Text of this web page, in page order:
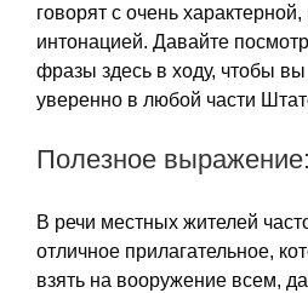
говорят с очень
интонацией. Давайте
фразы здесь в ходу, чтобы
уверенно в любой части
Полезное
В речи местных жителей
отличное прилагательное,
взять на вооружение всем,